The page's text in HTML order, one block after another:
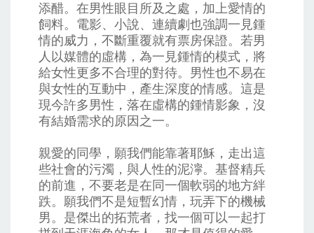
添醋。在男性眼目所及之處，加上愛情的
飼料。電影、小說、連續劇也強調一見鍾
情的威力，不斷重覆就有票房保證。若男
人以媒體的虛構，為一見鍾情的模式，將
給女性更多不合理的對待。男性也不易在
與女性的互動中，產生深度的情感。這是
現今許多男性，落在虛構的鍾情影象，沒
有結婚需求的原因之一。
親愛的同學，願我們能靠著耶穌，走出這
些社會的污濁，與人性的泥濘。基督精兵
的前進，不要老是在同一個軟弱的地方絆
跌。願我們不是短暫幻情，玩弄下的機械
男。是傑出的拓荒者，找一個可以一起打